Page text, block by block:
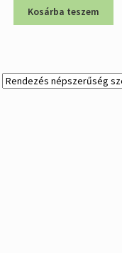
Kosárba teszem